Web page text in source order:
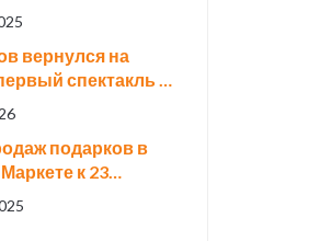
календарь,
Каюму Насыри и 20
YouTube
вернулся на
спектакль в
12»
подарков в
к 23